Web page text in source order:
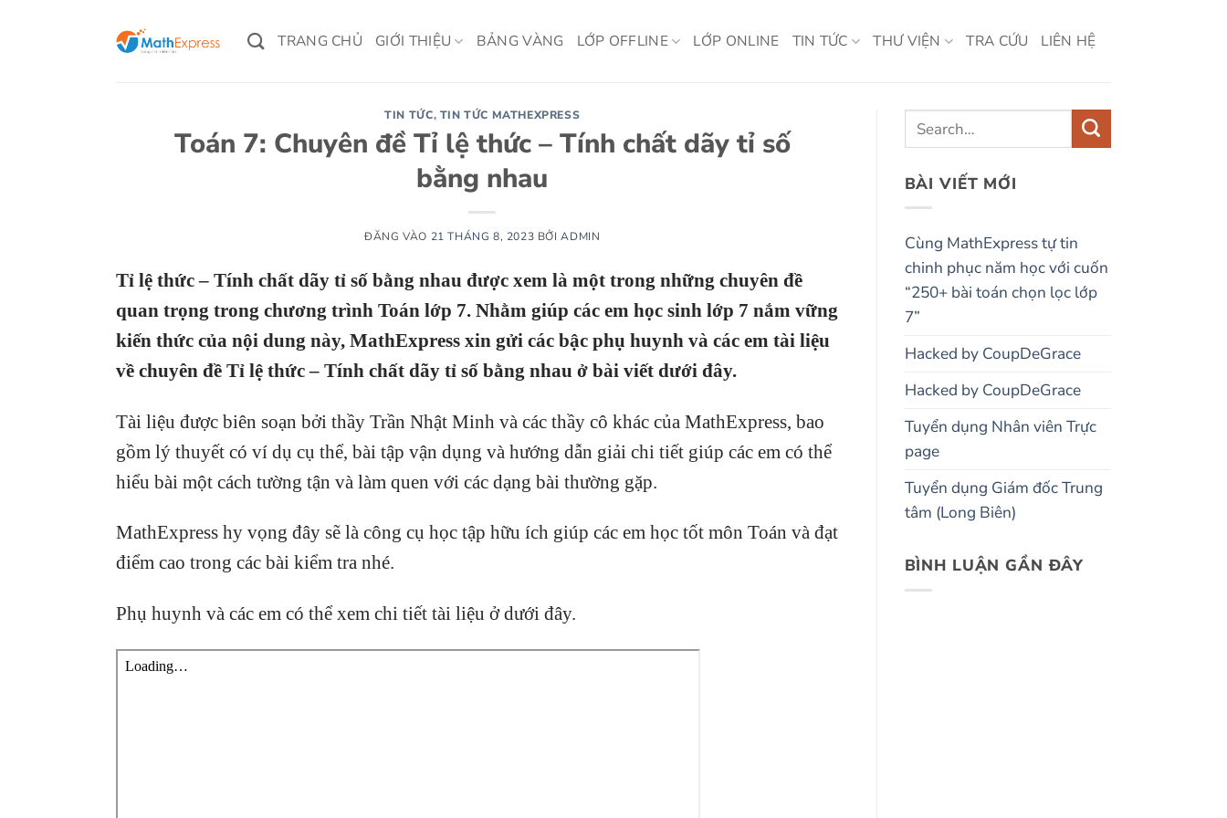
TRANG CHỦ GIỚI THIỆU BẢNG VÀNG LỚP OFFLINE LỚP ONLINE TIN TỨC THƯ VIỆN TRA CỨU LIÊN HỆ
TIN TỨC, TIN TỨC MATHEXPRESS
Toán 7: Chuyên đề Tỉ lệ thức – Tính chất dãy tỉ số
bằng nhau
ĐĂNG VÀO 21 THÁNG 8, 2023 BỞIADMIN
Tỉ lệ thức – Tính chất dãy tỉ số bằng nhau được xem là một trong những chuyên đề
quan trọng trong chương trình Toán lớp 7. Nhằm giúp các em học sinh lớp 7 nắm vững
kiến thức của nội dung này, MathExpress xin gửi các bậc phụ huynh và các em tài liệu
về chuyên đề Tỉ lệ thức – Tính chất dãy tỉ số bằng nhau ở bài viết dưới đây.
Tài liệu được biên soạn bởi thầy Trần Nhật Minh và các thầy cô khác của MathExpress, bao
gồm lý thuyết có ví dụ cụ thể, bài tập vận dụng và hướng dẫn giải chi tiết giúp các em có thể
hiểu bài một cách tường tận và làm quen với các dạng bài thường gặp.
MathExpress hy vọng đây sẽ là công cụ học tập hữu ích giúp các em học tốt môn Toán và đạt
điểm cao trong các bài kiểm tra nhé.
Phụ huynh và các em có thể xem chi tiết tài liệu ở dưới đây.
BÀI VIẾT MỚI
Cùng MathExpress tự tin
chinh phục năm học với cuốn
“250+ bài toán chọn lọc lớp
7”
Hacked by CoupDeGrace
Hacked by CoupDeGrace
Tuyển dụng Nhân viên Trực
page
Tuyển dụng Giám đốc Trung
tâm (Long Biên)
BÌNH LUẬN GẦN ĐÂY